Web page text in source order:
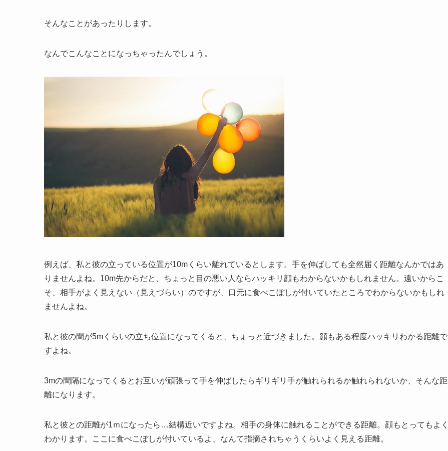
そんなことがあったりします。
なんでこんなことになっちゃったんでしょう。
例えば、私と彼の立っている位置が10mくらい離れているとします。手を伸ばしても全然届く距離なんかではあ
りませんよね。10m先からだと、ちょっと目の悪い人ならハッキリ顔もわからないかもしれません。遠いからこ
そ、相手がよく見えない（見えづらい）のですが、口元に食べこぼしが付いていたところでわからないかもしれ
ませんよね。
私と彼の間が5mくらいの立ち位置になってくると、ちょっと近づきました。顔もある程度ハッキリわかる距離で
すよね。
3mの間隔になってくるとお互いが頑張って手を伸ばしたらギリギリ手が触れられるか触れられないか、そんな距
離になります。
私と彼との距離が1ｍになったら…結構近いですよね。相手の身体に触れることができる距離。顔もとってもよく
わかります。ここに食べこぼしが付いているよ、なんて指摘されちゃうくらいよく見える距離。